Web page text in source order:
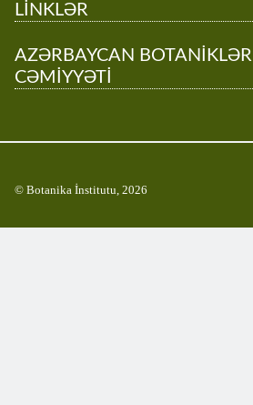
LİNKLƏR
AZƏRBAYCAN BOTANİKLƏR
CƏMİYYƏTİ
© Botanika İnstitutu, 2026